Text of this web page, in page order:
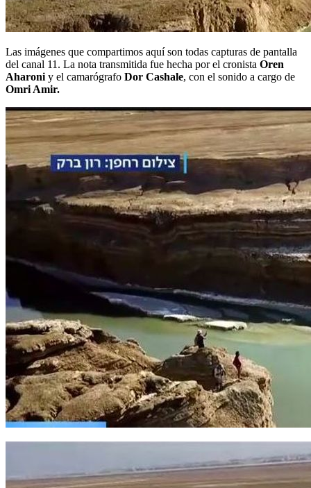
Las imágenes que compartimos aquí son todas capturas de pantalla
del canal 11. La nota transmitida fue hecha por el cronista Oren
Aharoni y el camarógrafo Dor Cashale, con el sonido a cargo de
Omri Amir.